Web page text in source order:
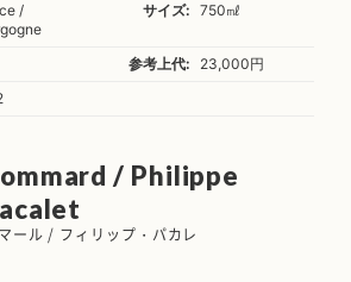
/
サイズ: 750㎖
参考上代:
23,000円
/ Philippe
ール / フィリップ・パカレ